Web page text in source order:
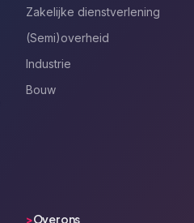
Zakelijke dienstverlening
(Semi)overheid
Industrie
Bouw
>Over ons